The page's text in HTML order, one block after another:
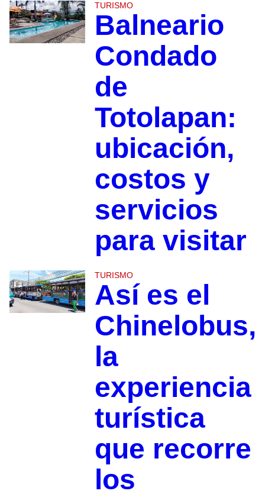
TURISMO
Balneario
Condado
de
Totolapan:
ubicación,
costos y
servicios
para visitar
TURISMO
Así es el
Chinelobus,
la
experiencia
turística
que recorre
los